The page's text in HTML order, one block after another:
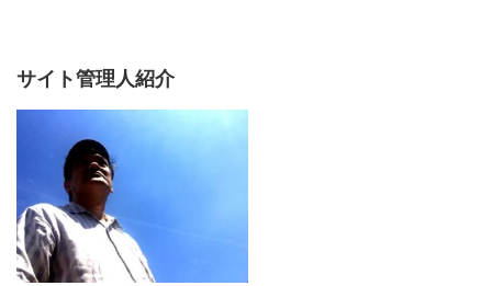
サイト管理人紹介